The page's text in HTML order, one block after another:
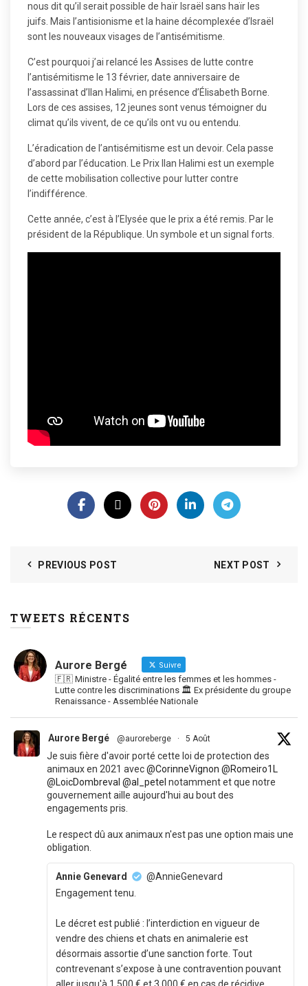
nous dit qu’il serait possible de haïr Israël sans haïr les
juifs. Mais l’antisionisme et la haine décomplexée d’Israël
sont les nouveaux visages de l’antisémitisme.
C’est pourquoi j’ai relancé les Assises de lutte contre
l’antisémitisme le 13 février, date anniversaire de
l’assassinat d’Ilan Halimi, en présence d’Élisabeth Borne.
Lors de ces assises, 12 jeunes sont venus témoigner du
climat qu’ils vivent, de ce qu’ils ont vu ou entendu.
L’éradication de l’antisémitisme est un devoir. Cela passe
d’abord par l’éducation. Le Prix Ilan Halimi est un exemple
de cette mobilisation collective pour lutter contre
l’indifférence.
Cette année, c’est à l’Elysée que le prix a été remis. Par le
président de la République. Un symbole et un signal forts.
PREVIOUS POST NEXT POST
TWEETS RÉCENTS
Aurore Bergé Suivre
🇫🇷 Ministre - Égalité entre les femmes et les hommes -
Lutte contre les discriminations 🏛 Ex présidente du groupe
Renaissance - Assemblée Nationale
Aurore Bergé @auroreberge · 5 Août
Je suis fière d'avoir porté cette loi de protection des
animaux en 2021 avec@CorinneVignon @Romeiro1L
@LoicDombreval @al_petel notamment et que notre
gouvernement aille aujourd'hui au bout des
engagements pris.
Le respect dû aux animaux n'est pas une option mais une
obligation.
Annie Genevard
@AnnieGenevard
Engagement tenu.
Le décret est publié : l’interdiction en vigueur de
vendre des chiens et chats en animalerie est
désormais assortie d’une sanction forte. Tout
contrevenant s’expose à une contravention pouvant